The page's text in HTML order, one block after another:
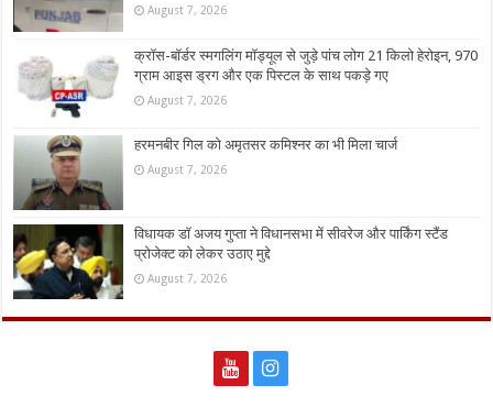
August 7, 2026
क्रॉस-बॉर्डर स्मगलिंग मॉड्यूल से जुड़े पांच लोग 21 किलो हेरोइन, 970
ग्राम आइस ड्रग और एक पिस्टल के साथ पकड़े गए
August 7, 2026
हरमनबीर गिल को अमृतसर कमिश्नर का भी मिला चार्ज
August 7, 2026
विधायक डॉ अजय गुप्ता ने विधानसभा में सीवरेज और पार्किंग स्टैंड
प्रोजेक्ट को लेकर उठाए मुद्दे
August 7, 2026